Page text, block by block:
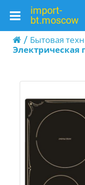
import-
bt.moscow
Бытовая
Электрическая